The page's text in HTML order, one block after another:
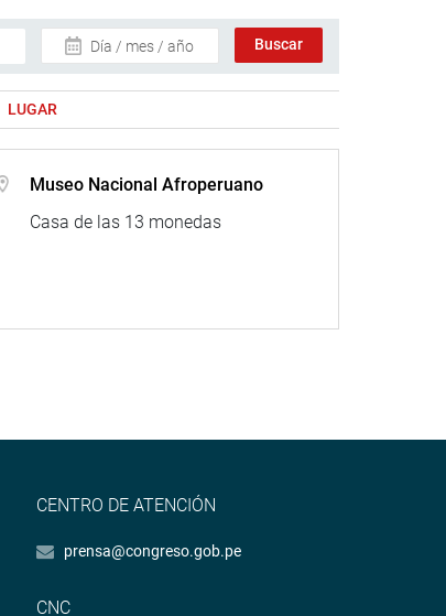
Día / mes / año
LUGAR
Museo Nacional Afroperuano
Casa de las 13 monedas
CENTRO DE ATENCIÓN
prensa@congreso.gob.pe
CNC